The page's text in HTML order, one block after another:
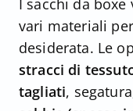
I sacchi da
vari materiali
desiderata. Le
stracci di
tagliati,